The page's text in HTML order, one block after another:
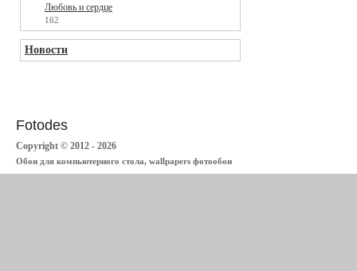
Любовь и сердце
162
Новости
Fotodes
Copyright © 2012 - 2026
Обои для компьютерного стола, wallpapers фотообои